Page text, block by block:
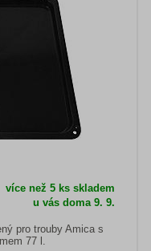
více než 5 ks skladem
u vás doma 9. 9.
pro trouby Amica s
77 l.